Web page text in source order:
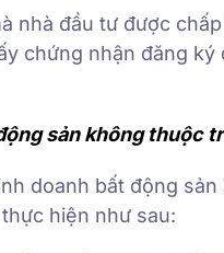
nhà đầu tư được
chứng nhận đăng
sản không thuộc
doanh bất động
hiện như sau: